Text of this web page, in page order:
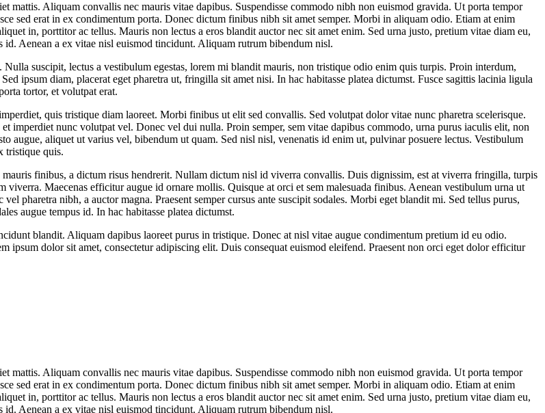
mattis. Aliquam convallis nec mauris vitae dapibus. Suspendisse commodo nibh non euismod gravida. Ut porta tempor
sed erat in ex condimentum porta. Donec dictum finibus nibh sit amet semper. Morbi in aliquam odio. Etiam at enim
in, porttitor ac tellus. Mauris non lectus a eros blandit auctor nec sit amet enim. Sed urna justo, pretium vitae diam eu,
Aenean a ex vitae nisl euismod tincidunt. Aliquam rutrum bibendum nisl.
suscipit, lectus a vestibulum egestas, lorem mi blandit mauris, non tristique odio enim quis turpis. Proin interdum,
ipsum diam, placerat eget pharetra ut, fringilla sit amet nisi. In hac habitasse platea dictumst. Fusce sagittis lacinia ligula
tortor, et volutpat erat.
quis tristique diam laoreet. Morbi finibus ut elit sed convallis. Sed volutpat dolor vitae nunc pharetra scelerisque.
imperdiet nunc volutpat vel. Donec vel dui nulla. Proin semper, sem vitae dapibus commodo, urna purus iaculis elit, non
augue, aliquet ut varius vel, bibendum ut quam. Sed nisl nisl, venenatis id enim ut, pulvinar posuere lectus. Vestibulum
tristique quis.
finibus, a dictum risus hendrerit. Nullam dictum nisl id viverra convallis. Duis dignissim, est at viverra fringilla, turpis
Maecenas efficitur augue id ornare mollis. Quisque at orci et sem malesuada finibus. Aenean vestibulum urna ut
pharetra nibh, a auctor magna. Praesent semper cursus ante suscipit sodales. Morbi eget blandit mi. Sed tellus purus,
augue tempus id. In hac habitasse platea dictumst.
blandit. Aliquam dapibus laoreet purus in tristique. Donec at nisl vitae augue condimentum pretium id eu odio.
ipsum dolor sit amet, consectetur adipiscing elit. Duis consequat euismod eleifend. Praesent non orci eget dolor efficitur
mattis. Aliquam convallis nec mauris vitae dapibus. Suspendisse commodo nibh non euismod gravida. Ut porta tempor
sed erat in ex condimentum porta. Donec dictum finibus nibh sit amet semper. Morbi in aliquam odio. Etiam at enim
in, porttitor ac tellus. Mauris non lectus a eros blandit auctor nec sit amet enim. Sed urna justo, pretium vitae diam eu,
Aenean a ex vitae nisl euismod tincidunt. Aliquam rutrum bibendum nisl.